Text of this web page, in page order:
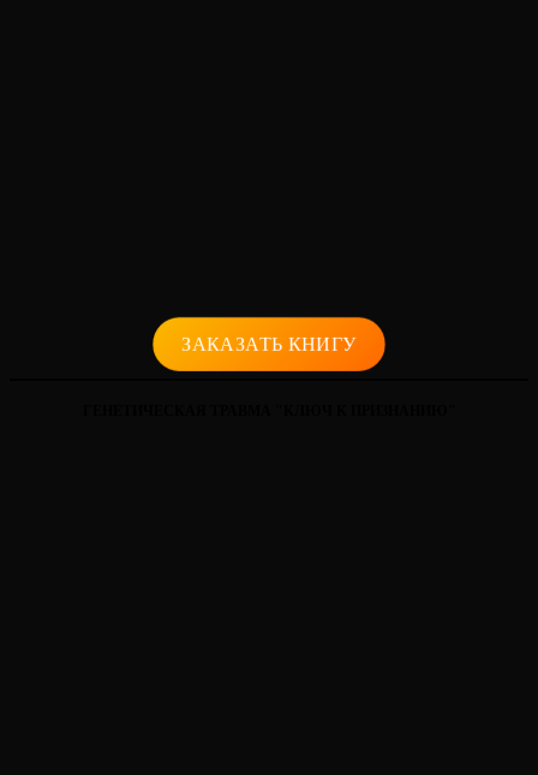
ЗАКАЗАТЬ КНИГУ